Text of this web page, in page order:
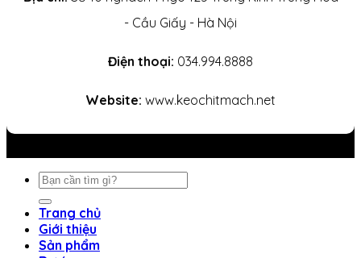
- Cầu Giấy - Hà Nội
Điện thoại: 034.994.8888
Website: www.keochitmach.net
Tìm
Trang chủ
Giới thiệu
Sản phẩm